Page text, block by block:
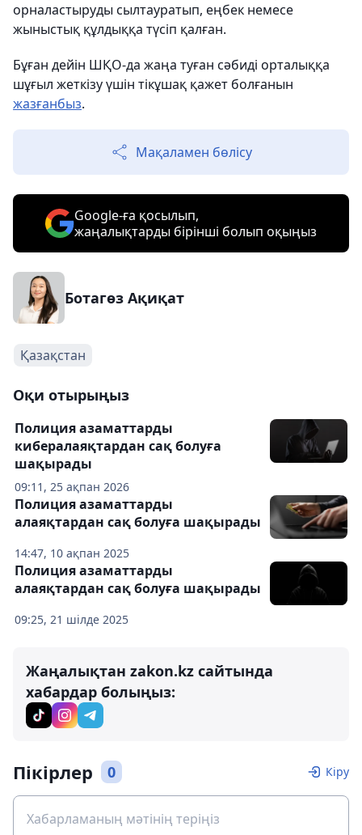
орналастыруды сылтауратып, еңбек немесе
жыныстық құлдыққа түсіп қалған.
Бұған дейін ШҚО-да жаңа туған сәбиді орталыққа
шұғыл жеткізу үшін тікұшақ қажет болғанын
жазғанбыз.
Мақаламен бөлісу
Google-ға қосылып,
жаңалықтарды бірінші болып оқыңыз
Ботагөз Ақиқат
Қазақстан
Оқи отырыңыз
09:11, 25 ақпан 2026
Полиция азаматтарды
кибералаяқтардан сақ болуға
шақырады
14:47, 10 ақпан 2025
Полиция азаматтарды
алаяқтардан сақ болуға шақырады
09:25, 21 шілде 2025
Полиция азаматтарды
алаяқтардан сақ болуға шақырады
Жаңалықтан zakon.kz сайтында
хабардар болыңыз:
Пікірлер 0 Кіру